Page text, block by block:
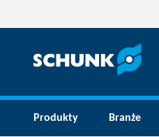
Produkty Branże